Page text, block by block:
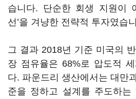
습니다. 단순한 회생 지원이
선’을 겨냥한 전략적 투자였습
그 결과 2018년 기준 미국의
장 점유율은 68%로 압도적
다. 파운드리 생산에서는 대만
준을 정하고 설계를 주도하는